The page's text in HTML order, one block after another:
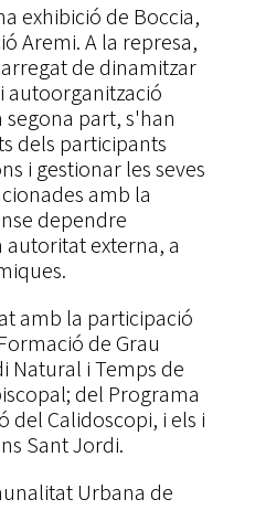
exhibició de Boccia,
Aremi. A la represa,
de dinamitzar
autoorganització
segona part, s'han
dels participants
i gestionar les seves
amb la
dependre
externa, a
amb la participació
de Grau
Natural i Temps de
del Programa
del Calidoscopi, i els i
Sant Jordi.
Urbana de